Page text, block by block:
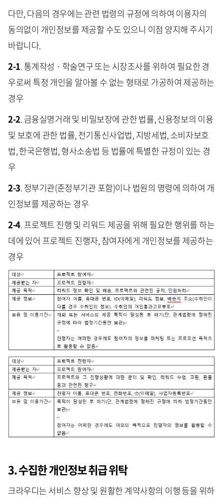
다만, 다음의 경우에는 관련 법령의 규정에 의하여 이용자의
동의없이 개인정보를 제공할 수도 있으니 이점 양지해 주시기
바랍니다.
2-1. 통계작성 · 학술연구 또는 시장조사를 위하여 필요한 경
우로써 특정 개인을 알아볼 수 없는 형태로 가공하여 제공하는
경우
2-2. 금융실명거래 및 비밀보장에 관한 법률, 신용정보의 이용
및 보호에 관한 법률, 전기통신사업법, 지방세법, 소비자보호
법, 한국은행법, 형사소송법 등 법률에 특별한 규정이 있는 경
우
2-3. 정부기관(준정부기관 포함)이나 법원의 명령에 의하여 개
인정보를 제공하는 경우
2-4. 프로젝트 진행 및 리워드 제공을 위해 필요한 행위를 하는
데에 있어 프로젝트 진행자, 참여자에게 개인정보를 제공하는
경우
3. 수집한 개인정보 취급 위탁
크라우디는 서비스 향상 및 원활한 계약사항의 이행 등을 위하